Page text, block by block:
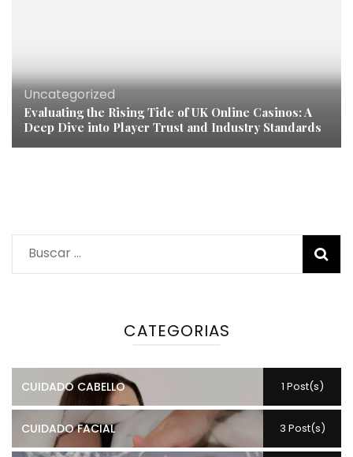
Uncategorized
Evaluating the Rising Tide of UK Online Casinos: A
Deep Dive into Player Trust and Industry Standards
Buscar:
CATEGORIAS
CUIDADO CABELLO 1 Post(s)
CUIDADO FACIAL 3 Post(s)